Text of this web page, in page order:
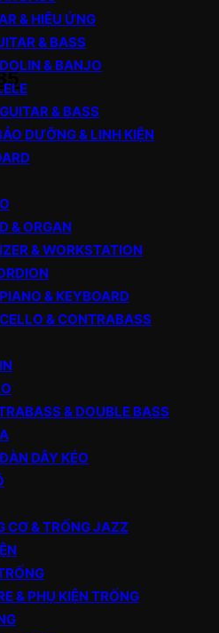
& HIỆU ỨNG
& BASS
& BANJO
& BASS
DƯỠNG & LINH KIỆN
& ORGAN
& WORKSTATION
& KEYBOARD
& CONTRABASS
& DOUBLE BASS
DÂY KÉO
CƠ & TRỐNG JAZZ
& PHỤ KIỆN TRỐNG